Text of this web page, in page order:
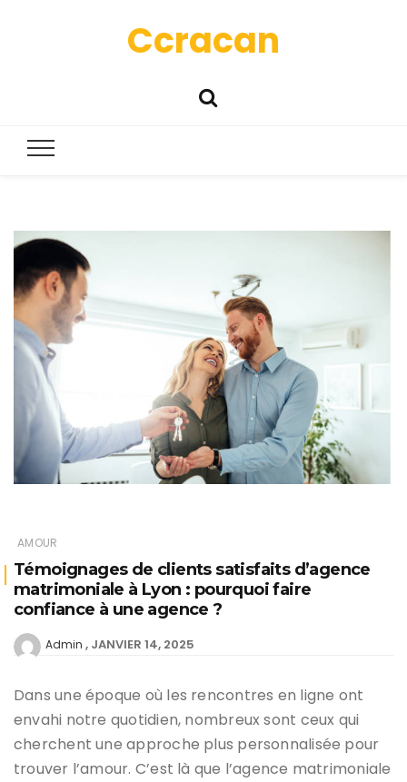
Ccracan
AMOUR
Témoignages de clients satisfaits d’agence
matrimoniale à Lyon : pourquoi faire
confiance à une agence ?
Admin JANVIER 14, 2025
Dans une époque où les rencontres en ligne ont
envahi notre quotidien, nombreux sont ceux qui
cherchent une approche plus personnalisée pour
trouver l’amour. C’est là que l’agence matrimoniale